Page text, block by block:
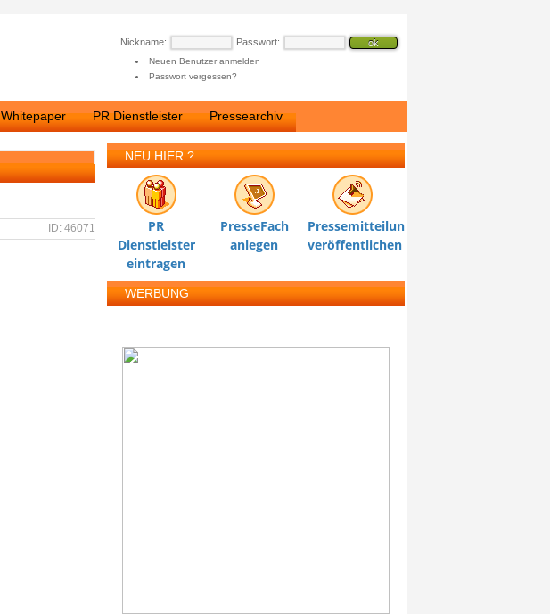
Nickname: Passwort:
Neuen Benutzer anmelden
Passwort vergessen?
Whitepaper PR Dienstleister Pressearchiv
ID: 46071
NEU HIER ?
PR
Dienstleister
eintragen
PresseFach
anlegen
Pressemitteilung
veröffentlichen
WERBUNG